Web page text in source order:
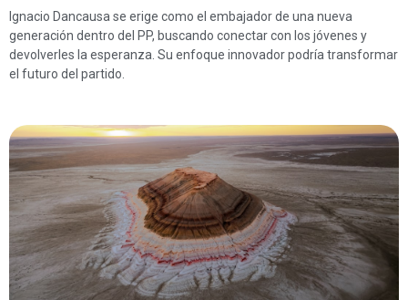
Ignacio Dancausa se erige como el embajador de una nueva
generación dentro del PP, buscando conectar con los jóvenes y
devolverles la esperanza. Su enfoque innovador podría transformar
el futuro del partido.